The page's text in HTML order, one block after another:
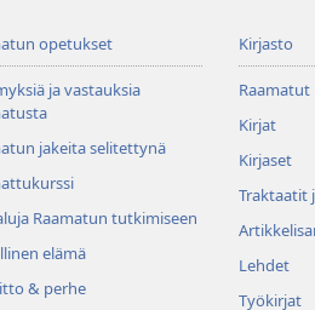
opetukset
ja vastauksia
jakeita selitettynä
Raamatun tutkimiseen
elämä
& perhe
Kirjasto
Raamatut
Kirjat
Kirjaset
Traktaatit
Lehdet
Työkirjat